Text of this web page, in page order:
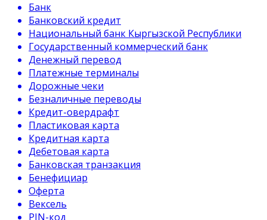
Банк
Банковский кредит
Национальный банк Кыргызской Республики
Государственный коммерческий банк
Денежный перевод
Платежные терминалы
Дорожные чеки
Безналичные переводы
Кредит-овердрафт
Пластиковая карта
Кредитная карта
Дебетовая карта
Банковская транзакция
Бенефициар
Оферта
Вексель
PIN-код